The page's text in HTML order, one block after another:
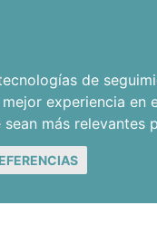
de
experiencia en
más relevantes